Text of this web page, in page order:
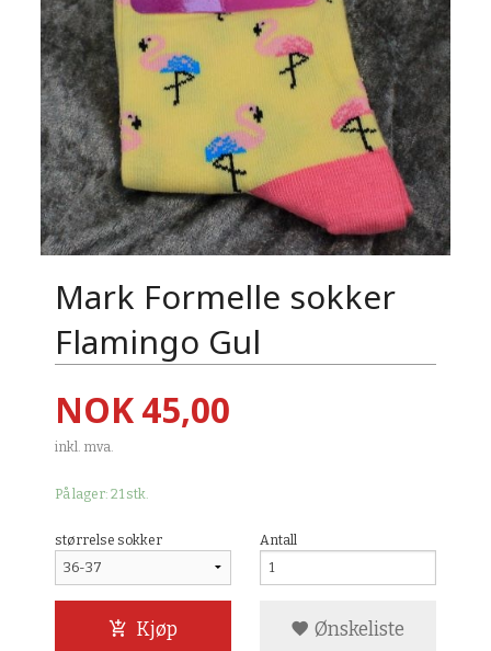
Mark Formelle sokker
Flamingo Gul
Pris
NOK45,00
inkl. mva.
På lager: 21 stk.
størrelse sokker Antall
Kjøp Ønskeliste